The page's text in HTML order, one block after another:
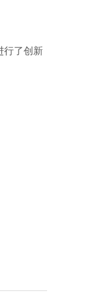
行了创新